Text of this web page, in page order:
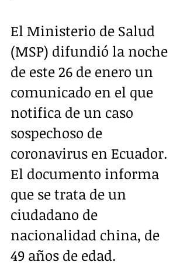
El Ministerio de Salud
(MSP) difundió la noche
de este 26 de enero un
comunicado en el que
notifica de un caso
sospechoso de
coronavirus en Ecuador.
El documento informa
que se trata de un
ciudadano de
nacionalidad china, de
49 años de edad.